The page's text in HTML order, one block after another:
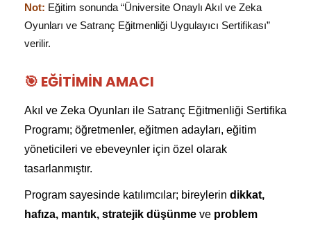
Not: Eğitim sonunda “Üniversite Onaylı Akıl ve Zeka
Oyunları ve Satranç Eğitmenliği Uygulayıcı Sertifikası”
verilir.
🎯 EĞITIMIN AMACI
Akıl ve Zeka Oyunları ile Satranç Eğitmenliği Sertifika
Programı; öğretmenler, eğitmen adayları, eğitim
yöneticileri ve ebeveynler için özel olarak
tasarlanmıştır.
Program sayesinde katılımcılar; bireylerin dikkat,
hafıza, mantık, stratejik düşünme ve problem